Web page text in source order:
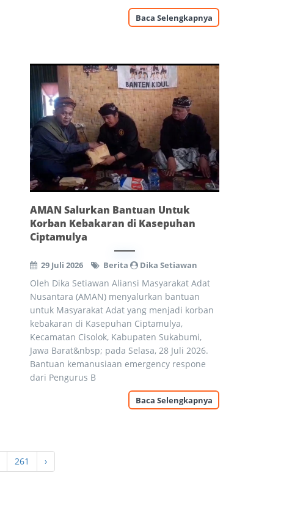
Baca Selengkapnya
AMAN Salurkan Bantuan Untuk
Korban Kebakaran di Kasepuhan
Ciptamulya
29 Juli 2026 Berita Dika Setiawan
Oleh Dika Setiawan Aliansi Masyarakat Adat
Nusantara (AMAN) menyalurkan bantuan
untuk Masyarakat Adat yang menjadi korban
kebakaran di Kasepuhan Ciptamulya,
Kecamatan Cisolok, Kabupaten Sukabumi,
Jawa Barat&nbsp; pada Selasa, 28 Juli 2026.
Bantuan kemanusiaan emergency respone
dari Pengurus B
Baca Selengkapnya
261 ›